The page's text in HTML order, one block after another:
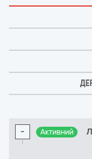
- Активний